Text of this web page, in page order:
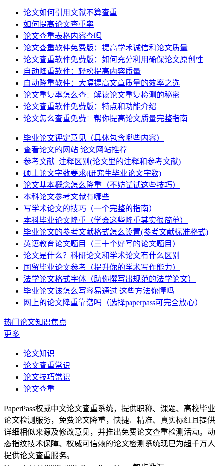
论文如何引用文献不算查重
如何提高论文查重率
论文查重表格内容查吗
论文查重软件免费版：提高学术诚信和论文质量
论文查重软件免费版：如何充分利用确保论文原创性
自动降重软件：轻松提高内容质量
自动降重软件：大幅提高文章质量的效率之选
论文重复率怎么查：解读论文重复检测的秘密
论文查重软件免费版：特点和功能介绍
论文怎么查重免费：帮你提高论文质量完整指南
毕业论文评定意见（具体包含哪些内容）
查看论文的网站 论文网站推荐
参考文献_注释区别(论文里的注释和参考文献)
硕士论文字数要求(研究生毕业论文字数)
论文基本概念怎么降重（不妨试试这些技巧）
本科论文参考文献有哪些
写学术论文的技巧（一个完整的指南）
本科毕业论文降重（学会这些降重其实很简单）
毕业论文的参考文献格式怎么设置(参考文献标准格式)
英语教育论文题目（三十个好写的论文题目）
论文是什么？科研论文和学术论文有什么区别
国贸毕业论文参考（提升你的学术写作能力）
法学论文格式字体（助你撰写出规范的法学论文）
毕业论文该怎么写容易通过 这些方法你懂吗
网上的论文降重靠谱吗（选择paperpass可完全放心）
热门论文知识焦点
更多
论文知识
论文查重常识
论文技巧常识
论文查重
PaperPass权威中文论文查重系统，提供职称、课题、高校毕业
论文检测服务，免费论文降重，快捷、精准、真实标红且提供
详细相似来源及修改意见，并推出免费论文查重检测活动。动
态指纹技术保障、权威可信赖的论文检测系统现已为超千万人
提供论文查重服务。